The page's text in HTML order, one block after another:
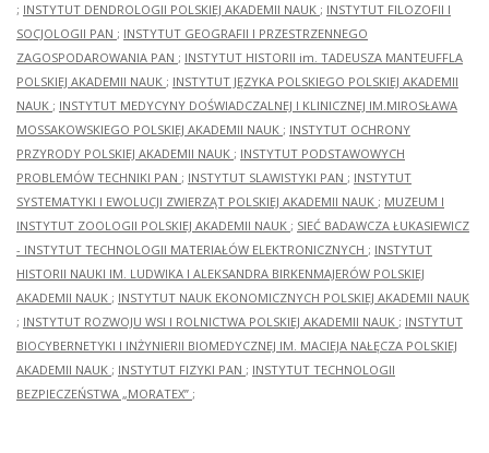
; INSTYTUT DENDROLOGII POLSKIEJ AKADEMII NAUK ; INSTYTUT FILOZOFII I
SOCJOLOGII PAN ; INSTYTUT GEOGRAFII I PRZESTRZENNEGO
ZAGOSPODAROWANIA PAN ; INSTYTUT HISTORII im. TADEUSZA MANTEUFFLA
POLSKIEJ AKADEMII NAUK ; INSTYTUT JĘZYKA POLSKIEGO POLSKIEJ AKADEMII
NAUK ; INSTYTUT MEDYCYNY DOŚWIADCZALNEJ I KLINICZNEJ IM.MIROSŁAWA
MOSSAKOWSKIEGO POLSKIEJ AKADEMII NAUK ; INSTYTUT OCHRONY
PRZYRODY POLSKIEJ AKADEMII NAUK ; INSTYTUT PODSTAWOWYCH
PROBLEMÓW TECHNIKI PAN ; INSTYTUT SLAWISTYKI PAN ; INSTYTUT
SYSTEMATYKI I EWOLUCJI ZWIERZĄT POLSKIEJ AKADEMII NAUK ; MUZEUM I
INSTYTUT ZOOLOGII POLSKIEJ AKADEMII NAUK ; SIEĆ BADAWCZA ŁUKASIEWICZ
- INSTYTUT TECHNOLOGII MATERIAŁÓW ELEKTRONICZNYCH ; INSTYTUT
HISTORII NAUKI IM. LUDWIKA I ALEKSANDRA BIRKENMAJERÓW POLSKIEJ
AKADEMII NAUK ; INSTYTUT NAUK EKONOMICZNYCH POLSKIEJ AKADEMII NAUK
; INSTYTUT ROZWOJU WSI I ROLNICTWA POLSKIEJ AKADEMII NAUK ; INSTYTUT
BIOCYBERNETYKI I INŻYNIERII BIOMEDYCZNEJ IM. MACIEJA NAŁĘCZA POLSKIEJ
AKADEMII NAUK ; INSTYTUT FIZYKI PAN ; INSTYTUT TECHNOLOGII
BEZPIECZEŃSTWA „MORATEX” ;